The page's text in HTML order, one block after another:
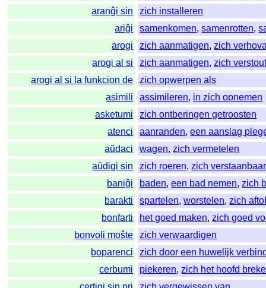
aranĝi sin
zich installeren
ariĝi
samenkomen,samenrotten,
arogi
zich aanmatigen,zich
arogi al si
zich aanmatigen,zich
arogi al si la funkcion de
zich opwerpen als
asimili
assimileren, in zich opnemen
asketumi
zich ontberingen getroosten
atenci
aanranden,een aanslag
aŭdaci
wagen,zich vermetelen
aŭdigi sin
zich roeren,zich
baniĝi
baden,een bad nemen,zich
barakti
spartelen,worstelen,zich
bonfarti
het goed maken,zich goed
bonvoli moŝte
zich verwaardigen
boparenci
zich door een huwelijk
cerbumi
piekeren,zich het hoofd